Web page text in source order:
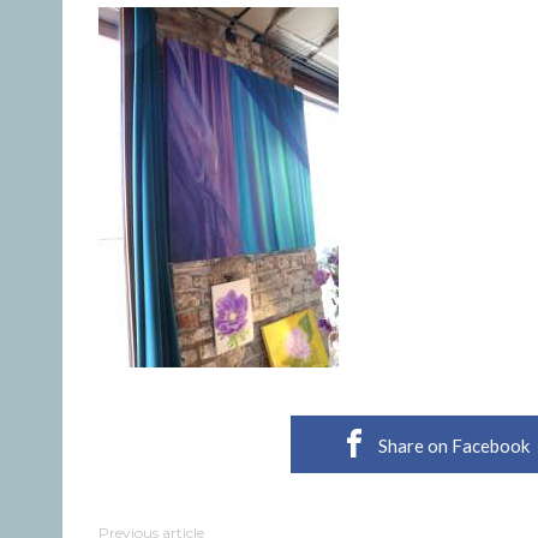
Share on Facebook
Previous article